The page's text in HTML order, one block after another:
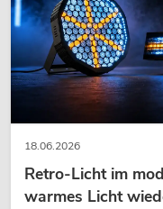
18.06.2026
Retro-Licht im
warmes Licht